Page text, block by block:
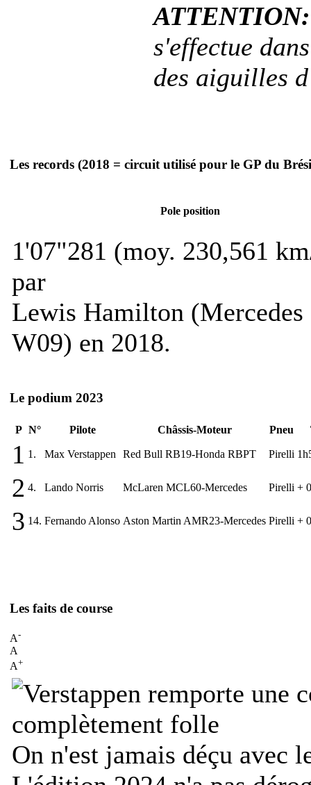
ATTENTION:
s'effectue
des aiguilles
Les records (2018 = circuit utilisé pour le GP du
Pole position
1'07"281 (moy. 230,561
par
Lewis Hamilton (Mercedes
W09) en 2018.
Le podium 2023
P N° Pilote Châssis-Moteur Pneu
1 1. Max Verstappen Red Bull RB19-Honda RBPT Pirelli
2 4. Lando Norris McLaren MCL60-Mercedes Pirelli +
3 14. Fernando Alonso Aston Martin AMR23-Mercedes Pirelli +
Les faits de course
A-
A
A+
On n'est jamais déçu avec